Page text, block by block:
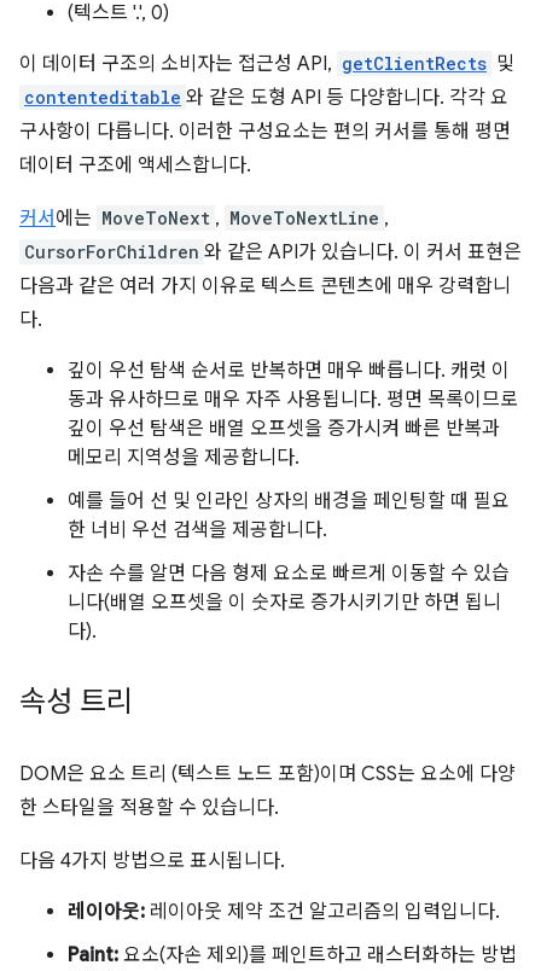
(텍스트 '.', 0)
이 데이터 구조의 소비자는 접근성 API, getClientRects 및
contenteditable 와 같은 도형 API 등 다양합니다. 각각 요
구사항이 다릅니다. 이러한 구성요소는 편의 커서를 통해 평면
데이터 구조에 액세스합니다.
커서 에는 MoveToNext , MoveToNextLine ,
CursorForChildren 와 같은 API가 있습니다. 이 커서 표현은
다음과 같은 여러 가지 이유로 텍스트 콘텐츠에 매우 강력합니
다.
깊이 우선 탐색 순서로 반복하면 매우 빠릅니다. 캐럿 이
동과 유사하므로 매우 자주 사용됩니다. 평면 목록이므로
깊이 우선 탐색은 배열 오프셋을 증가시켜 빠른 반복과
메모리 지역성을 제공합니다.
예를 들어 선 및 인라인 상자의 배경을 페인팅할 때 필요
한 너비 우선 검색을 제공합니다.
자손 수를 알면 다음 형제 요소로 빠르게 이동할 수 있습
니다(배열 오프셋을 이 숫자로 증가시키기만 하면 됩니
다).
속성 트리
DOM은 요소 트리 (텍스트 노드 포함)이며 CSS는 요소에 다양
한 스타일을 적용할 수 있습니다.
다음 4가지 방법으로 표시됩니다.
레이아웃: 레이아웃 제약 조건 알고리즘의 입력입니다.
Paint: 요소(자손 제외)를 페인트하고 래스터화하는 방법